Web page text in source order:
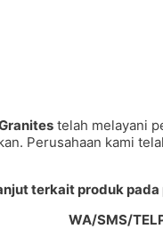
telah melayani
Perusahaan kami
terkait produk
WA/SMS/